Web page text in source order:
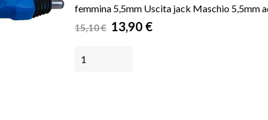
femmina 5,5mm Uscita jack Maschio 5,5mm
Prezzo
15,10 € Prezzo
13,90 €